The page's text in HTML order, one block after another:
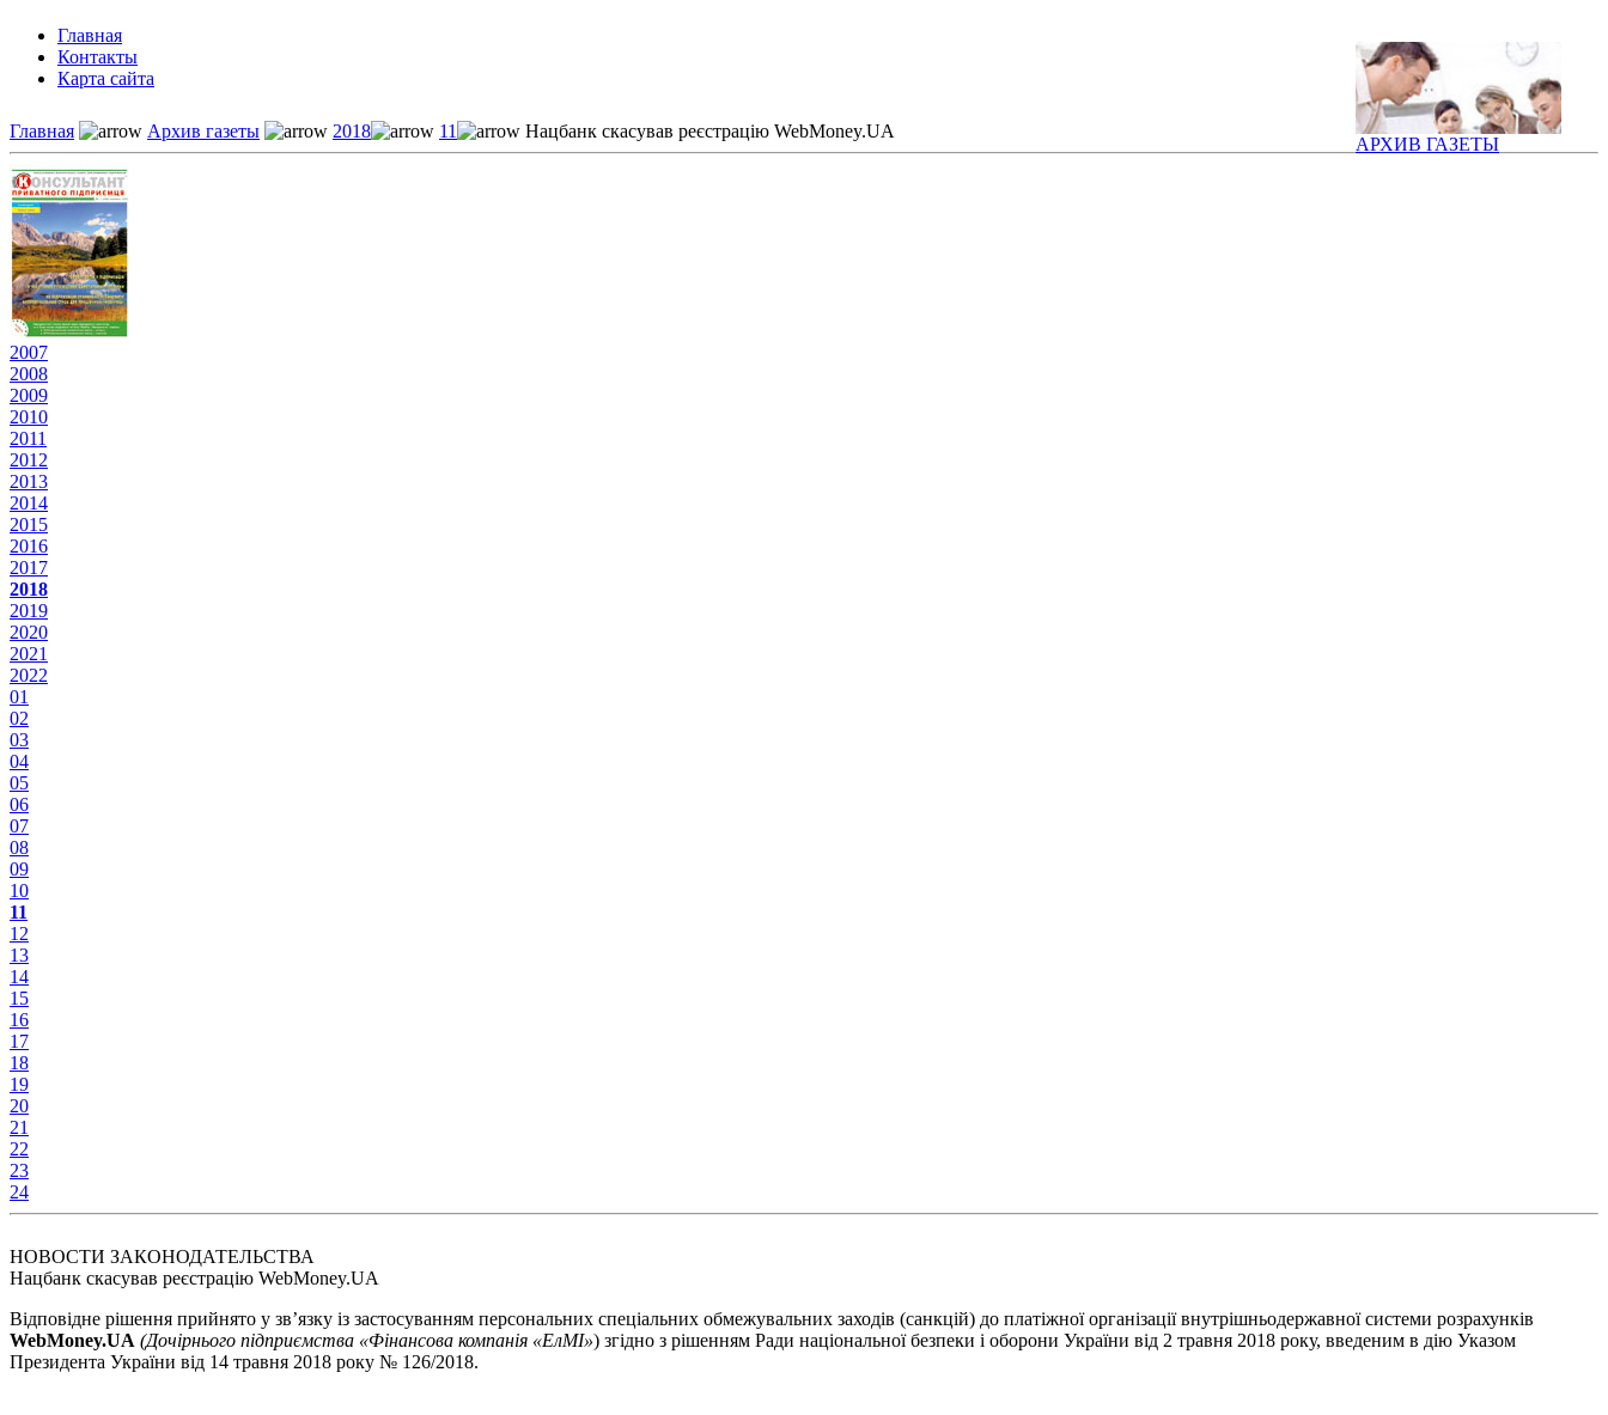
АРХИВ ГАЗЕТЫ
Главная
Контакты
Карта сайта
Главная Архив газеты 2018 11 Нацбанк скасував реєстрацію WebMoney.UA
2007
2008
2009
2010
2011
2012
2013
2014
2015
2016
2017
2018
2019
2020
2021
2022
01
02
03
04
05
06
07
08
09
10
11
12
13
14
15
16
17
18
19
20
21
22
23
24
НОВОСТИ ЗАКОНОДАТЕЛЬСТВА
Нацбанк скасував реєстрацію WebMoney.UA
Відповідне рішення прийнято у зв’язку із застосуванням персональних спеціальних обмежувальних заходів (санкцій) до платіжної організації внутрішньодержавної системи розрахунків
WebMoney.UA (Дочірнього підприємства «Фінансова компанія «ЕлМІ») згідно з рішенням Ради національної безпеки і оборони України від 2 травня 2018 року, введеним в дію Указом
Президента України від 14 травня 2018 року № 126/2018.